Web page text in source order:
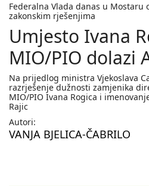
Federalna Vlada danas u Mostaru
zakonskim rješenjima
Umjesto Ivana
MIO/PIO dolazi
Na prijedlog ministra Vjekoslava
razrješenje dužnosti zamjenika
MIO/PIO Ivana Rogica i
Rajic
Autori:
VANJA BJELICA-ČABRILO